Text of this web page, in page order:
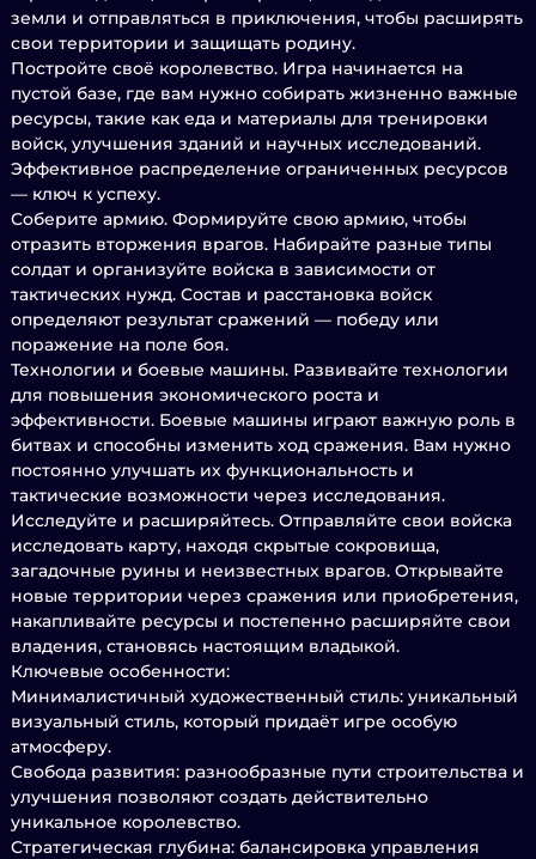
земли и отправляться в приключения, чтобы расширять
свои территории и защищать родину.
Постройте своё королевство. Игра начинается на
пустой базе, где вам нужно собирать жизненно важные
ресурсы, такие как еда и материалы для тренировки
войск, улучшения зданий и научных исследований.
Эффективное распределение ограниченных ресурсов
— ключ к успеху.
Соберите армию. Формируйте свою армию, чтобы
отразить вторжения врагов. Набирайте разные типы
солдат и организуйте войска в зависимости от
тактических нужд. Состав и расстановка войск
определяют результат сражений — победу или
поражение на поле боя.
Технологии и боевые машины. Развивайте технологии
для повышения экономического роста и
эффективности. Боевые машины играют важную роль в
битвах и способны изменить ход сражения. Вам нужно
постоянно улучшать их функциональность и
тактические возможности через исследования.
Исследуйте и расширяйтесь. Отправляйте свои войска
исследовать карту, находя скрытые сокровища,
загадочные руины и неизвестных врагов. Открывайте
новые территории через сражения или приобретения,
накапливайте ресурсы и постепенно расширяйте свои
владения, становясь настоящим владыкой.
Ключевые особенности:
Минималистичный художественный стиль: уникальный
визуальный стиль, который придаёт игре особую
атмосферу.
Свобода развития: разнообразные пути строительства и
улучшения позволяют создать действительно
уникальное королевство.
Стратегическая глубина: балансировка управления